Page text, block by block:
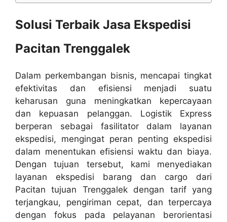
Solusi Terbaik Jasa Ekspedisi
Pacitan Trenggalek
Dalam perkembangan bisnis, mencapai tingkat
efektivitas dan efisiensi menjadi suatu
keharusan guna meningkatkan kepercayaan
dan kepuasan pelanggan. Logistik Express
berperan sebagai fasilitator dalam layanan
ekspedisi, mengingat peran penting ekspedisi
dalam menentukan efisiensi waktu dan biaya.
Dengan tujuan tersebut, kami menyediakan
layanan ekspedisi barang dan cargo dari
Pacitan tujuan Trenggalek dengan tarif yang
terjangkau, pengiriman cepat, dan terpercaya
dengan fokus pada pelayanan berorientasi